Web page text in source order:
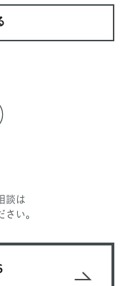
談は
い。